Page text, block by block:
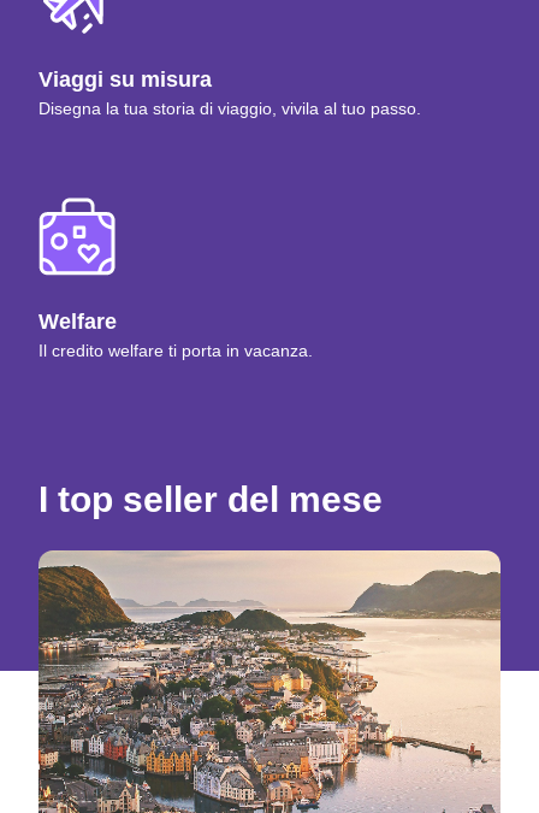
Viaggi su misura
Disegna la tua storia di viaggio, vivila al tuo passo.
Welfare
Il credito welfare ti porta in vacanza.
I top seller del mese